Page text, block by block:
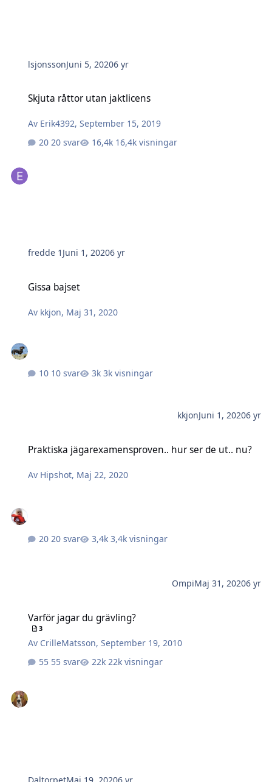
lsjonssonJuni 5, 20206 yr
Skjuta råttor utan jaktlicens
Av Erik4392,September 15, 2019
20 svar
16,4k visningar
fredde 1 Juni 1, 20206 yr
Gissa bajset
Av kkjon, Maj 31, 2020
10 svar 3k visningar
kkjonJuni 1, 20206 yr
Praktiska jägarexamensproven.. hur ser de ut.. nu?
Av Hipshot, Maj 22, 2020
20 svar 3,4k visningar
OmpiMaj 31, 20206 yr
Varför jagar du grävling?
3
Av CrilleMatsson,September 19, 2010
55 svar
22k visningar